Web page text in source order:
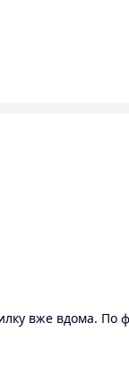
вже вдома. По